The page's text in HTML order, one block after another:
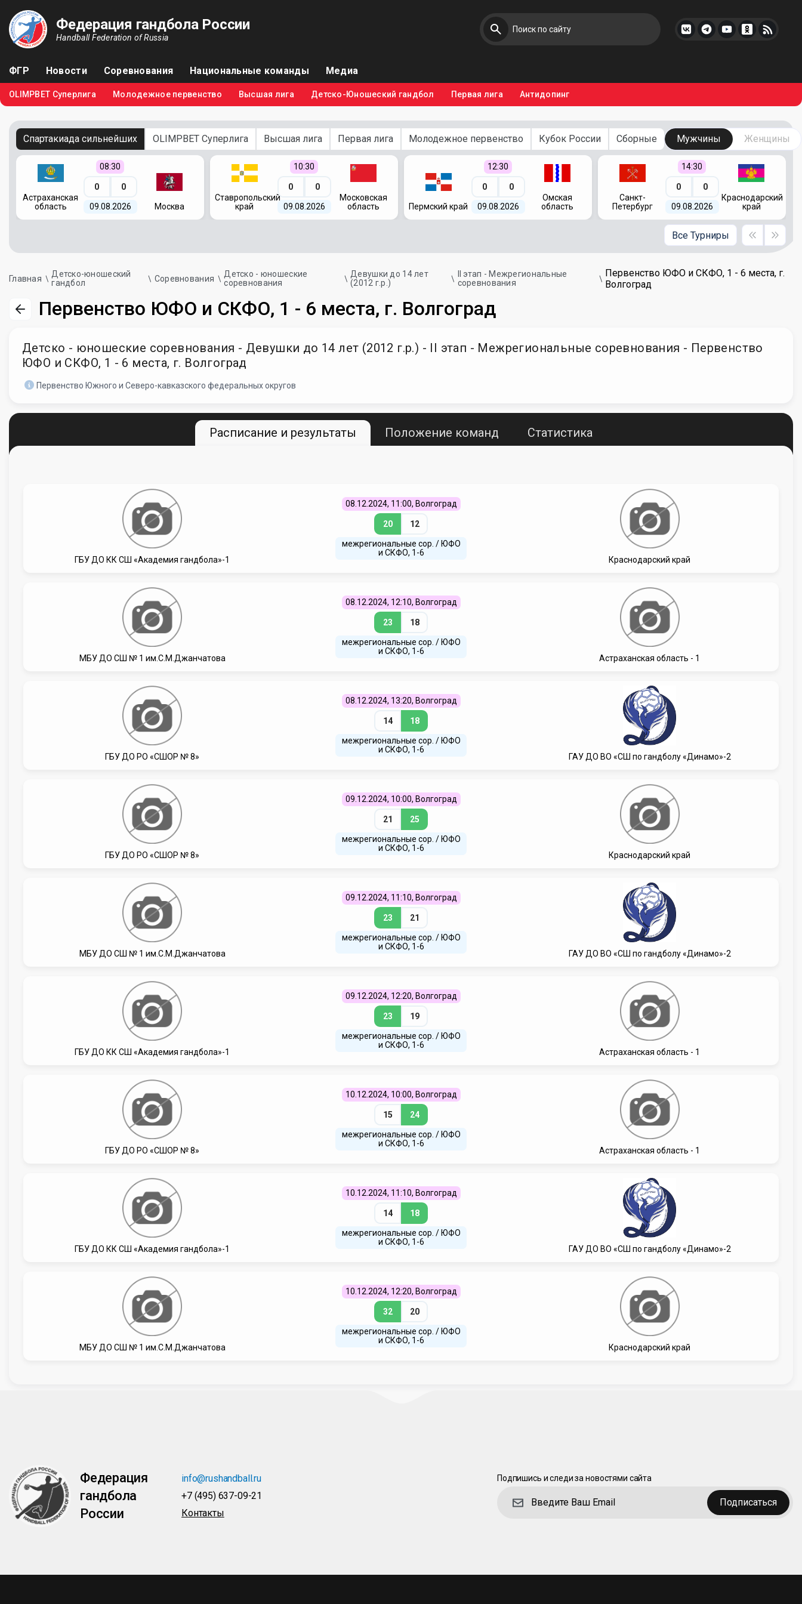
Федерация гандбола России
Handball Federation of Russia
ФГР Новости Соревнования Национальные команды Медиа
OLIMPBET Суперлига Молодежное первенство Высшая лига Детско-Юношеский гандбол Первая лига Антидопинг
Спартакиада сильнейших OLIMPBET Суперлига Высшая лига Первая лига Молодежное первенство Кубок России Сборные Мужчины Женщины
Астраханская
область
08:30
0 0
09.08.2026 Москва
Ставропольский
край
10:30
0 0
09.08.2026
Московская
область
Пермский край
12:30
0 0
09.08.2026
Омская
область
Санкт-
Петербург
14:30
0 0
09.08.2026
Краснодарский
край
Все Турниры
Главная
Детско-юношеский
гандбол
Соревнования
Детско - юношеские
соревнования
Девушки до 14 лет
(2012 г.р.)
II этап - Межрегиональные
соревнования
Первенство ЮФО и СКФО, 1 - 6 места, г.
Волгоград
Первенство ЮФО и СКФО, 1 - 6 места, г. Волгоград
Детско - юношеские соревнования - Девушки до 14 лет (2012 г.р.) - II этап - Межрегиональные соревнования - Первенство
ЮФО и СКФО, 1 - 6 места, г. Волгоград
Первенство Южного и Северо-кавказского федеральных округов
Расписание и результаты Положение команд Статистика
ГБУ ДО КК СШ «Академия гандбола»-1
08.12.2024, 11:00, Волгоград
20 12
межрегиональные сор. / ЮФО
и СКФО, 1-6
Краснодарский край
МБУ ДО СШ № 1 им.С.М.Джанчатова
08.12.2024, 12:10, Волгоград
23 18
межрегиональные сор. / ЮФО
и СКФО, 1-6
Астраханская область - 1
ГБУ ДО РО «СШОР № 8»
08.12.2024, 13:20, Волгоград
14 18
межрегиональные сор. / ЮФО
и СКФО, 1-6
ГАУ ДО ВО «СШ по гандболу «Динамо»-2
ГБУ ДО РО «СШОР № 8»
09.12.2024, 10:00, Волгоград
21 25
межрегиональные сор. / ЮФО
и СКФО, 1-6
Краснодарский край
МБУ ДО СШ № 1 им.С.М.Джанчатова
09.12.2024, 11:10, Волгоград
23 21
межрегиональные сор. / ЮФО
и СКФО, 1-6
ГАУ ДО ВО «СШ по гандболу «Динамо»-2
ГБУ ДО КК СШ «Академия гандбола»-1
09.12.2024, 12:20, Волгоград
23 19
межрегиональные сор. / ЮФО
и СКФО, 1-6
Астраханская область - 1
ГБУ ДО РО «СШОР № 8»
10.12.2024, 10:00, Волгоград
15 24
межрегиональные сор. / ЮФО
и СКФО, 1-6
Астраханская область - 1
ГБУ ДО КК СШ «Академия гандбола»-1
10.12.2024, 11:10, Волгоград
14 18
межрегиональные сор. / ЮФО
и СКФО, 1-6
ГАУ ДО ВО «СШ по гандболу «Динамо»-2
МБУ ДО СШ № 1 им.С.М.Джанчатова
10.12.2024, 12:20, Волгоград
32 20
межрегиональные сор. / ЮФО
и СКФО, 1-6
Краснодарский край
Федерация
гандбола
России
info@rushandball.ru
+7 (495) 637-09-21
Контакты
Подпишись и следи за новостями сайта
Подписаться